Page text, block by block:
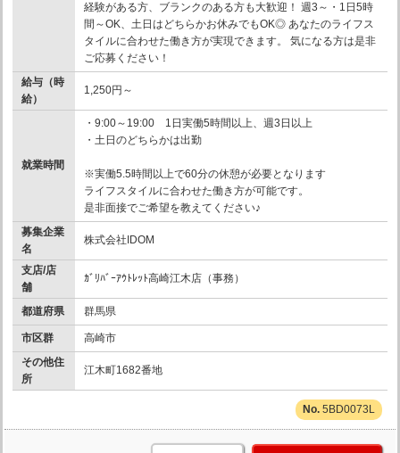
経験がある方、ブランクのある方も大歓迎！ 週3～・1日5時
間～OK、土日はどちらかお休みでもOK◎ あなたのライフス
タイルに合わせた働き方が実現できます。 気になる方は是非
ご応募ください！
給与（時
給）
1,250円～
就業時間
・9:00～19:00 1日実働5時間以上、週3日以上
・土日のどちらかは出勤
※実働5.5時間以上で60分の休憩が必要となります
ライフスタイルに合わせた働き方が可能です。
是非面接でご希望を教えてください♪
募集企業
名
株式会社IDOM
支店/店
舗
ｶﾞﾘﾊﾞｰｱｳﾄﾚｯﾄ高崎江木店（事務）
都道府県 群馬県
市区群
高崎市
その他住
所
江木町1682番地
5BD0073L